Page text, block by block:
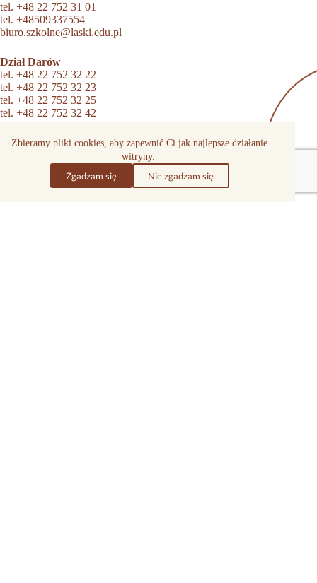
Zbieramy pliki cookies, aby zapewnić Ci jak najlepsze działanie
witryny.
Zgadzam się Nie zgadzam się
tel. +48 22 752 31 01
tel. +48509337554
biuro.szkolne@laski.edu.pl
Dział Darów
tel. +48 22 752 32 22
tel. +48 22 752 32 23
tel. +48 22 752 32 25
tel. +48 22 752 32 42
tel.
+48507658871
dary@laski.edu.pl
Dział wsparcia dorosłych
niewidomych i słabowidzących